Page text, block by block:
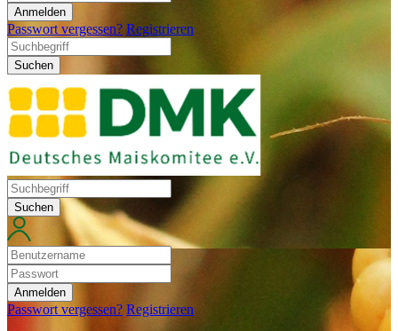
Anmelden
Passwort vergessen? Registrieren
Suchen
Suchen
Anmelden
Passwort vergessen? Registrieren